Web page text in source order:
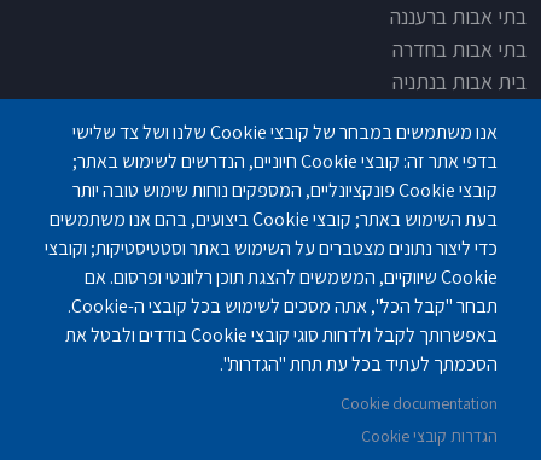
בתי אבות ברעננה
בתי אבות בחדרה
בית אבות בנתניה
בית אבות בפתח תקוה
בית בלב כפר סבא
בית אבות בחיפה
פנחס לבון 18 ,לב יסמין, קומה-2, נתניה
077-5420695
אנו משתמשים במבחר של קובצי Cookie שלנו ושל צד שלישי
בדפי אתר זה: קובצי Cookie חיוניים, הנדרשים לשימוש באתר;
קובצי Cookie פונקציונליים, המספקים נוחות שימוש טובה יותר
בעת השימוש באתר; קובצי Cookie ביצועים, בהם אנו משתמשים
כדי ליצור נתונים מצטברים על השימוש באתר וסטטיסטיקות; וקובצי
Cookie שיווקיים, המשמשים להצגת תוכן רלוונטי ופרסום. אם
תבחר "קבל הכל", אתה מסכים לשימוש בכל קובצי ה-Cookie.
באפשרותך לקבל ולדחות סוגי קובצי Cookie בודדים ולבטל את
הסכמתך לעתיד בכל עת תחת "הגדרות".
Cookie documentation
הגדרות קובצי Cookie